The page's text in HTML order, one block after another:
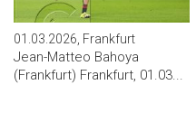
01.03.2026, Frankfurt
Jean-Matteo Bahoya
(Frankfurt) Frankfurt, 01.03...